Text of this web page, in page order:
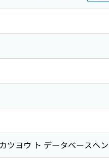
ツヨウ ト データベースヘン